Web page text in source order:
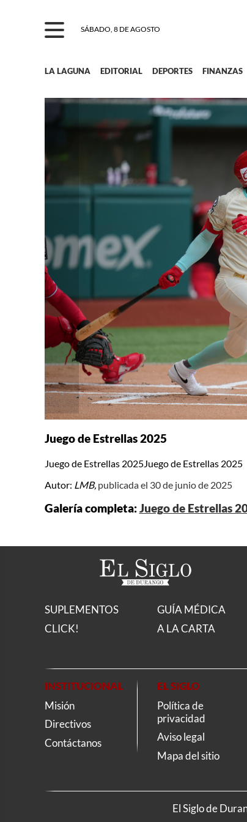
SÁBADO, 8 DE AGOSTO
LA LAGUNA EDITORIAL DEPORTES FINANZAS
Juego de Estrellas 2025
Juego de Estrellas 2025Juego de Estrellas 2025
Autor: LMB, publicada el 30 de junio de 2025
Galería completa:Juego de Estrellas
SUPLEMENTOS
CLICK!
GUÍA MÉDICA
A LA CARTA
INSTITUCIONAL
Misión
Directivos
Contáctanos
EL SIGLO
Política de
privacidad
Aviso legal
Mapa del sitio
El Siglo de